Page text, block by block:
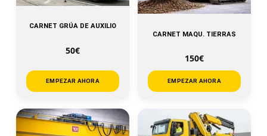
CARNET GRÚA DE AUXILIO
50€
EMPEZAR AHORA
CARNET MAQU. TIERRAS
150€
EMPEZAR AHORA